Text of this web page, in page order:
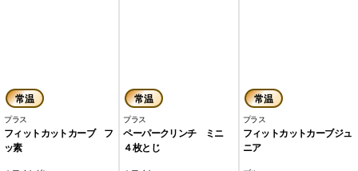
常温
プラス
フィットカットカーブ フ
ッ素
常温
プラス
ペーパークリンチ ミニ
４枚とじ
常温
プラス
フィットカットカーブジュ
ニア